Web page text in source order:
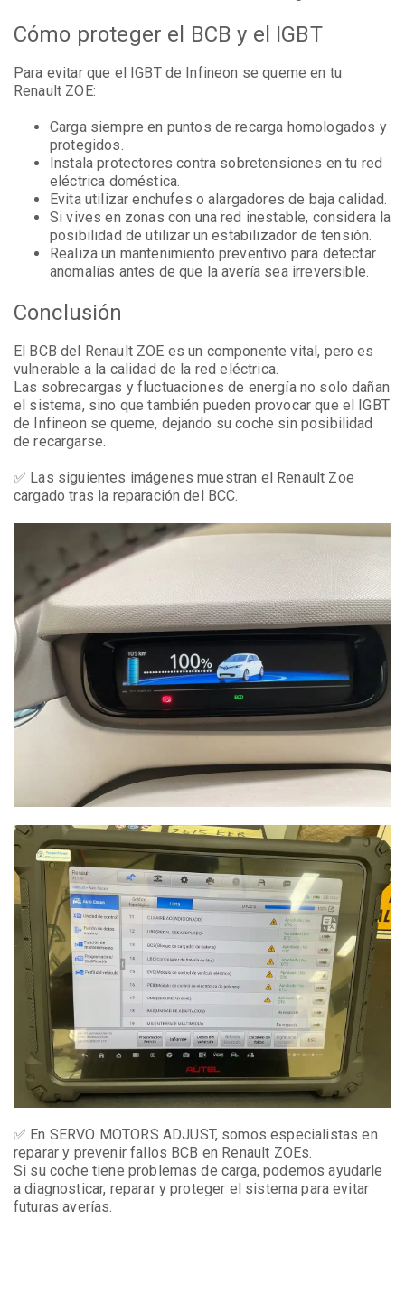
Cómo proteger el BCB y el IGBT
Para evitar que el IGBT de Infineon se queme en tu
Renault ZOE:
Carga siempre en puntos de recarga homologados y
protegidos.
Instala protectores contra sobretensiones en tu red
eléctrica doméstica.
Evita utilizar enchufes o alargadores de baja calidad.
Si vives en zonas con una red inestable, considera la
posibilidad de utilizar un estabilizador de tensión.
Realiza un mantenimiento preventivo para detectar
anomalías antes de que la avería sea irreversible.
Conclusión
El BCB del Renault ZOE es un componente vital, pero es
vulnerable a la calidad de la red eléctrica.
Las sobrecargas y fluctuaciones de energía no solo dañan
el sistema, sino que también pueden provocar que el IGBT
de Infineon se queme, dejando su coche sin posibilidad
de recargarse.
✅ Las siguientes imágenes muestran el Renault Zoe
cargado tras la reparación del BCC.
✅ En SERVO MOTORS ADJUST, somos especialistas en
reparar y prevenir fallos BCB en Renault ZOEs.
Si su coche tiene problemas de carga, podemos ayudarle
a diagnosticar, reparar y proteger el sistema para evitar
futuras averías.